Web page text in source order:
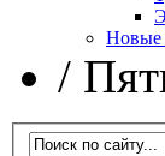
Новые
/